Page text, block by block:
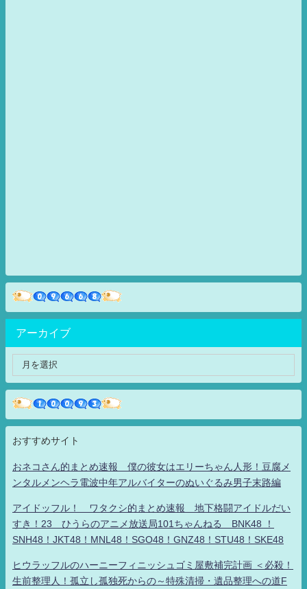
アーカイブ
おすすめサイト
おネコさん的まとめ速報 僕の彼女はエリーちゃん人形！豆腐メ
ンタルメンヘラ電波中年アルバイターのぬいぐるみ男子末路編
アイドッフル！ ワタクシ的まとめ速報 地下格闘アイドルだい
すき！23 ひうらのアニメ放送局101ちゃんねる BNK48 ！
SNH48！JKT48！MNL48！SGO48！GNZ48！STU48！SKE48
ヒウラッフルのハーニーフィニッシュゴミ屋敷補完計画 ＜必殺！
生前整理人！孤立し孤独死からの～特殊清掃・遺品整理への道F